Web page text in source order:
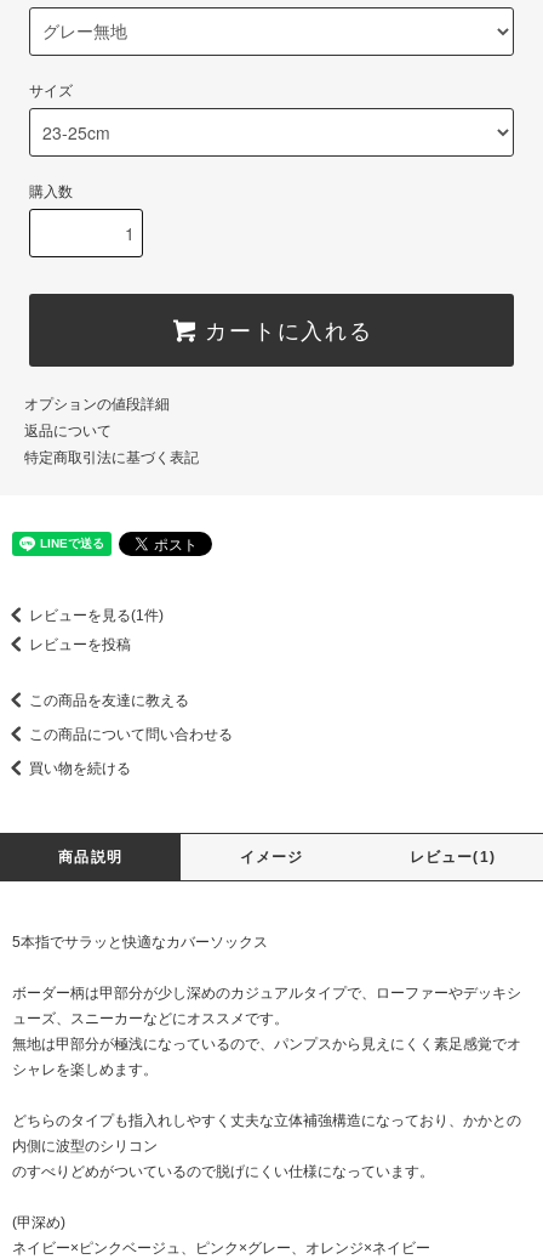
サイズ
購入数
カートに入れる
オプションの値段詳細
返品について
特定商取引法に基づく表記
レビューを見る(1件)
レビューを投稿
この商品を友達に教える
この商品について問い合わせる
買い物を続ける
商品説明 イメージ レビュー(1)
5本指でサラッと快適なカバーソックス
ボーダー柄は甲部分が少し深めのカジュアルタイプで、ローファーやデッキシ
ューズ、スニーカーなどにオススメです。
無地は甲部分が極浅になっているので、パンプスから見えにくく素足感覚でオ
シャレを楽しめます。
どちらのタイプも指入れしやすく丈夫な立体補強構造になっており、かかとの
内側に波型のシリコン
のすべりどめがついているので脱げにくい仕様になっています。
(甲深め)
ネイビー×ピンクベージュ、ピンク×グレー、オレンジ×ネイビー